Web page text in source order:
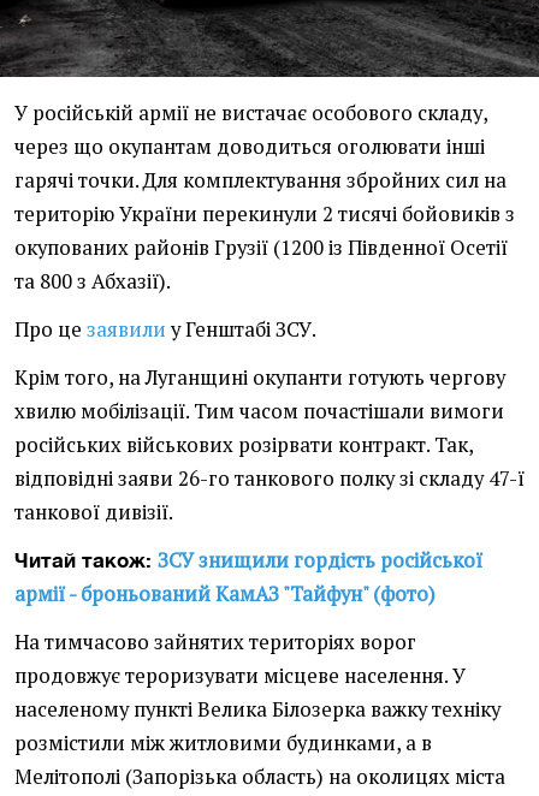
У російській армії не вистачає особового складу,
через що окупантам доводиться оголювати інші
гарячі точки. Для комплектування збройних сил на
територію України перекинули 2 тисячі бойовиків з
окупованих районів Грузії (1200 із Південної Осетії
та 800 з Абхазії).
Про це заявилиу Генштабі ЗСУ.
Крім того, на Луганщині окупанти готують чергову
хвилю мобілізації. Тим часом почастішали вимоги
російських військових розірвати контракт. Так,
відповідні заяви 26-го танкового полку зі складу 47-ї
танкової дивізії.
Читай також: ЗСУ знищили гордість російської
армії - броньований КамАЗ "Тайфун" (фото)
На тимчасово зайнятих територіях ворог
продовжує тероризувати місцеве населення. У
населеному пункті Велика Білозерка важку техніку
розмістили між житловими будинками, а в
Мелітополі (Запорізька область) на околицях міста